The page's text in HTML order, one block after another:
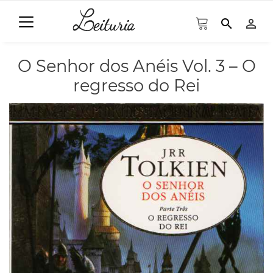
search person_outline
O Senhor dos Anéis Vol. 3 – O
regresso do Rei